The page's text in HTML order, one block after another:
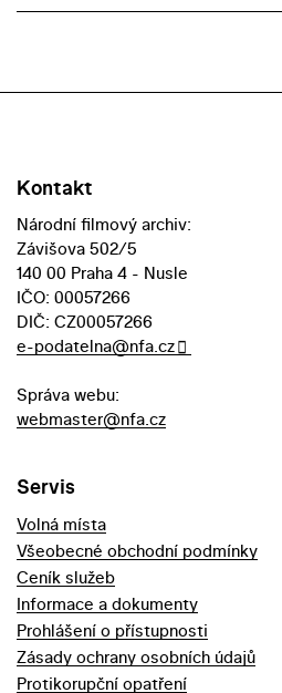
Kontakt
Národní filmový archiv:
Závišova 502/5
140 00 Praha 4 - Nusle
IČO: 00057266
DIČ: CZ00057266
e-podatelna@nfa.cz
Správa webu:
webmaster@nfa.cz
Servis
Volná místa
Všeobecné obchodní podmínky
Ceník služeb
Informace a dokumenty
Prohlášení o přístupnosti
Zásady ochrany osobních údajů
Protikorupční opatření